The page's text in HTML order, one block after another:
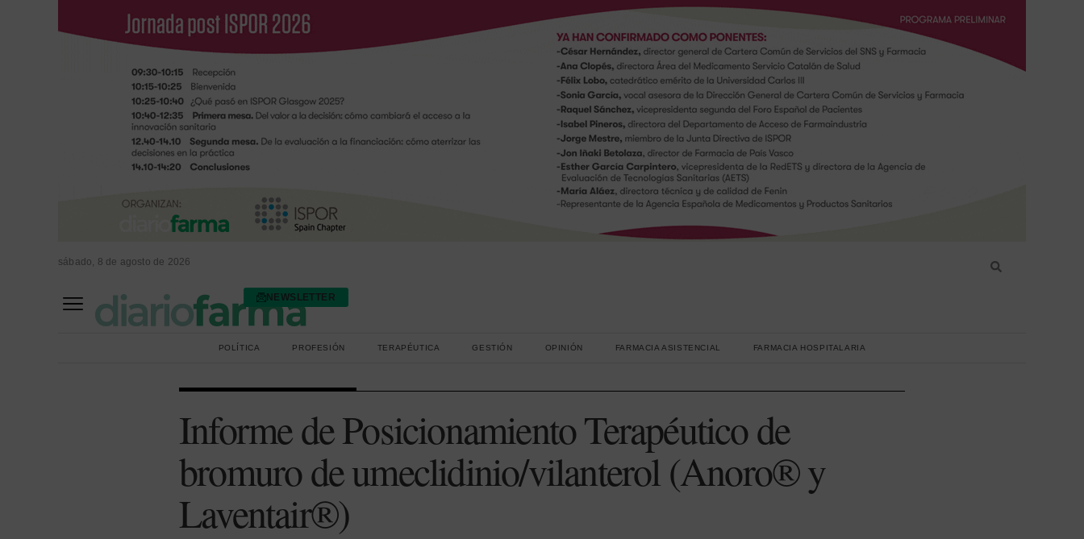
sábado, 8 de agosto de 2026
NEWSLETTER
POLÍTICA PROFESIÓN TERAPÉUTICA GESTIÓN OPINIÓN FARMACIA ASISTENCIAL FARMACIA HOSPITALARIA
Informe de Posicionamiento Terapéutico de
bromuro de umeclidinio/vilanterol (Anoro® y
Laventair®)